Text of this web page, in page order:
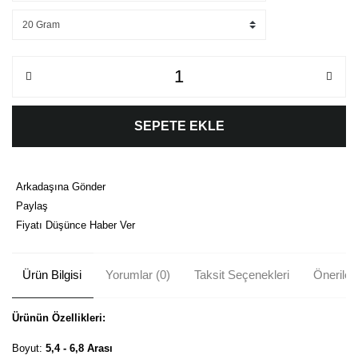
SEPETE EKLE
Arkadaşına Gönder
Paylaş
Fiyatı Düşünce Haber Ver
Ürün Bilgisi Yorumlar (0) Taksit Seçenekleri
Ürünün Özellikleri:
Boyut: 5,4 - 6,8 Arası